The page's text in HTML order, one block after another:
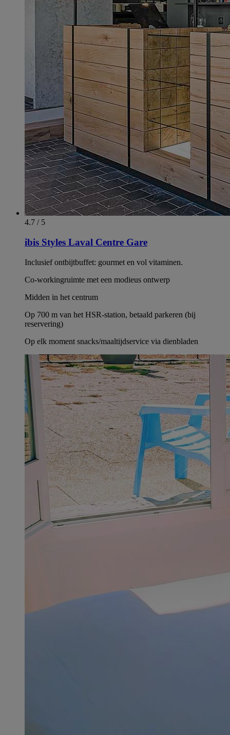
4.7 / 5
ibis Styles Laval Centre Gare
Inclusief ontbijtbuffet: gourmet en vol vitaminen.
Co-workingruimte met een modieus ontwerp
Midden in het centrum
Op 700 m van het HSR-station, betaald parkeren (bij
reservering)
Op elk moment snacks/maaltijdservice via dienbladen